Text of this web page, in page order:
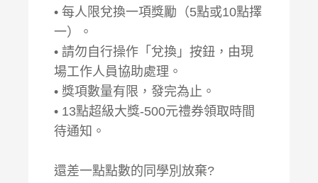
• 每人限兌換一項獎勵（5點或10點擇
一）。
• 請勿自行操作「兌換」按鈕，由現
場工作人員協助處理。
• 獎項數量有限，發完為止。
• 13點超級大獎-500元禮券領取時間
待通知。
還差一點點數的同學別放棄?